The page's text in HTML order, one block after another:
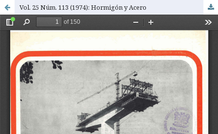
Vol. 25 Núm. 113 (1974): Hormigón y Acero